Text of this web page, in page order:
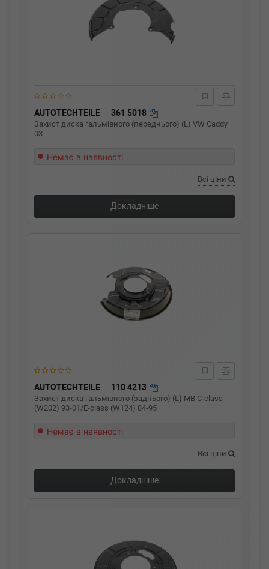
AUTOTECHTEILE 361 5018
Захист диска гальмівного (переднього) (L) VW Caddy
03-
Немає в наявності
Всі ціни
Докладніше
AUTOTECHTEILE 110 4213
Захист диска гальмівного (заднього) (L) MB C-class
(W202) 93-01/E-class (W124) 84-95
Немає в наявності
Всі ціни
Докладніше